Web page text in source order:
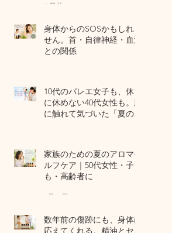
7 日前
身体からのSOSかもしれま
せん。首・自律神経・血流
との関係
10代のバレエ女子も、休日
に休めない40代女性も。肌
に触れて気づいた「夏の全
家族のための夏のアロマセ
ルフケア｜50代女性・子ど
も・高齢者に
7月24日
数年前の傷跡にも、身体は
応えてくれる。精油とセル